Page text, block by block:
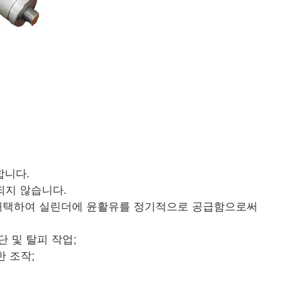
니다.
지 않습니다.
하여 실린더에 윤활유를 정기적으로 공급함으로써
및 탈피 작업;
조작;